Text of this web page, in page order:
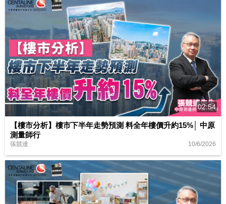
02:54
【樓市分析】樓市下半年走勢預測 料全年樓價升約15%│ 中原
測量師行
張競達 10/6/2026